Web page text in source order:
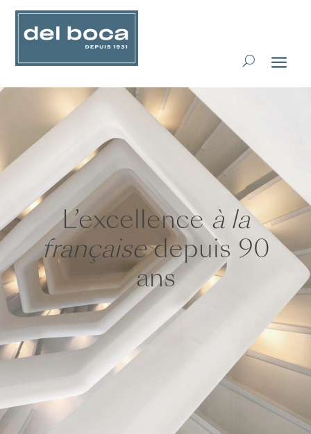
L’excellenceà la
françaisedepuis 90
ans